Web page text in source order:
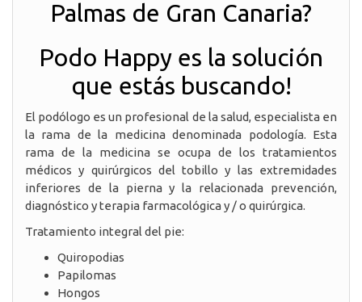
Palmas de Gran Canaria?
Podo Happy es la solución
que estás buscando!
El podólogo es un profesional de la salud, especialista en
la rama de la medicina denominada podología. Esta
rama de la medicina se ocupa de los tratamientos
médicos y quirúrgicos del tobillo y las extremidades
inferiores de la pierna y la relacionada prevención,
diagnóstico y terapia farmacológica y / o quirúrgica.
Tratamiento integral del pie:
Quiropodias
Papilomas
Hongos